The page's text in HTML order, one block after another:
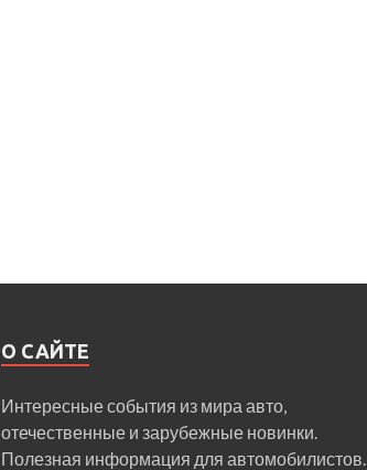
О САЙТЕ
Интересные события из мира авто,
отечественные и зарубежные новинки.
Полезная информация для автомобилистов.